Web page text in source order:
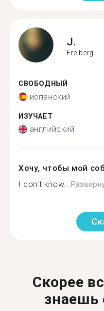
J.
Freiberg
СВОБОДНЫЙ
испанский
ИЗУЧАЕТ
английский
Хочу, чтобы мой
I don't know...
Скорее
знаешь